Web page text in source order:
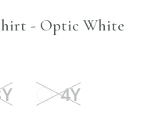
- Optic White
4Y